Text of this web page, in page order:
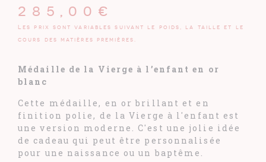
285,00 €
Les prix sont variables suivant le poids, la taille et le
cours des matières premières.
Médaille de la Vierge à l’enfant en or
blanc
Cette médaille, en or brillant et en
finition polie, de la Vierge à l'enfant est
une version moderne. C'est une jolie idée
de cadeau qui peut être personnalisée
pour une naissance ou un baptême.